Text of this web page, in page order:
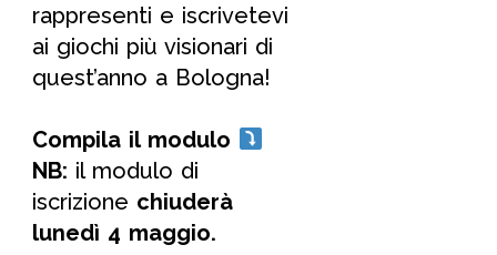
rappresenti e iscrivetevi
ai giochi più visionari di
quest’anno a Bologna!
Compila il modulo
NB: il modulo di
iscrizione chiuderà
lunedì 4 maggio.